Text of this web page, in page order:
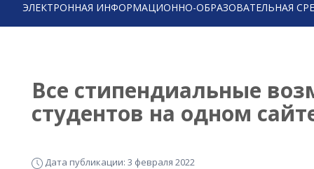
ЭЛЕКТРОННАЯ ИНФОРМАЦИОННО-ОБРАЗОВАТЕЛЬНАЯ
Все стипендиальные
студентов на одном
Дата публикации: 3 февраля 2022